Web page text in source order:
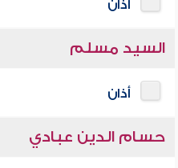
أذان
السيد مسلم
أذان
حسام الدين عبادي